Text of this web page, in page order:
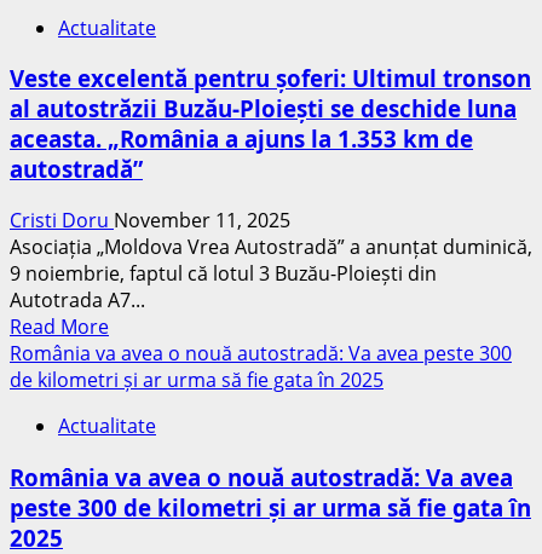
o
autostradă
de
6
miliarde
de
fost
un
bărbat
din
Prahova,
a
condus
pe
contrasens,
pe
autostrada
A3
–
Actualitate
Veste excelentă pentru șoferi: Ultimul tronson
al autostrăzii Buzău-Ploiești se deschide luna
aceasta. „România a ajuns la 1.353 km de
autostradă”
Cristi Doru November 11, 2025
Asociația „Moldova Vrea Autostradă” a anunțat duminică,
9 noiembrie, faptul că lotul 3 Buzău-Ploiești din
Autotrada A7...
Read MoreRead
more
about
excelentă
șoferi:
Ultimul
România va avea o nouă autostradă: Va avea peste 300
de kilometri și ar urma să fie gata în 2025
Actualitate
România va avea o nouă autostradă: Va avea
peste 300 de kilometri și ar urma să fie gata în
2025